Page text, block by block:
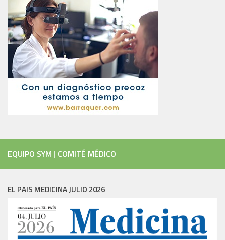
EQUIPO SYM | COMITÉ MÉDICO
EL PAIS MEDICINA JULIO 2026